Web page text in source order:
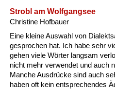
Strobl am Wolfgangsee
Christine Hofbauer
Eine kleine Auswahl von
gesprochen hat. Ich habe sehr
gehen viele Wörter langsam
nicht mehr verwendet und auch
Manche Ausdrücke sind auch
haben oft kein entsprechendes